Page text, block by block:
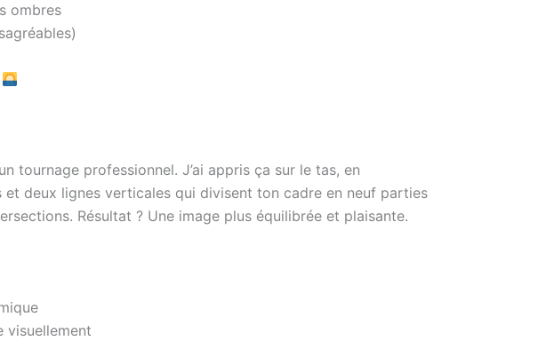
ombres
tournage professionnel. J’ai appris ça sur le tas, en
et deux lignes verticales qui divisent ton cadre en neuf parties
Résultat ? Une image plus équilibrée et plaisante.
visuellement